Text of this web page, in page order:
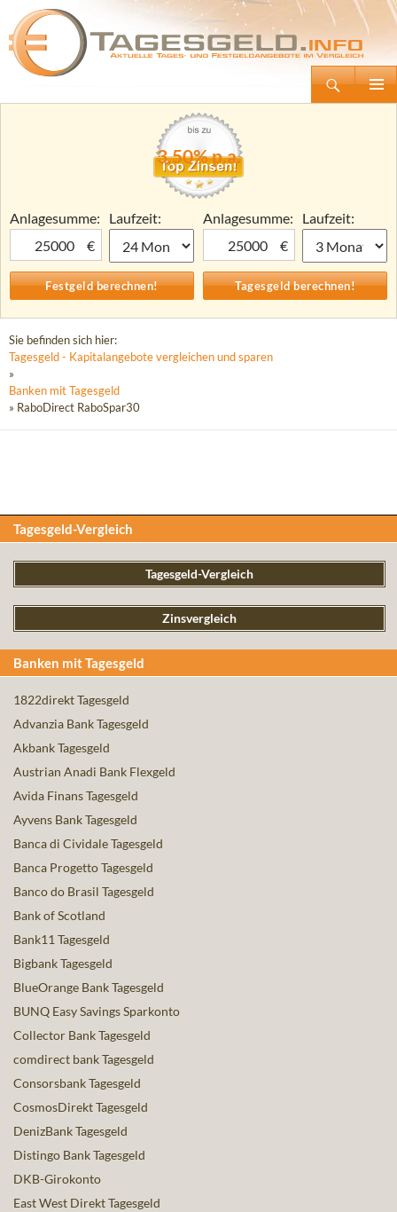
Tagesgeld.info – Tagesgeldkonten vergleichen und Tagesgeld-Zinsen berechnen
Zum
3,50% p.a.
Anlagesumme:
€
Laufzeit:
Anlagesumme:
€
Laufzeit:
Sie befinden sich hier:
Tagesgeld - Kapitalangebote vergleichen und sparen
»
Banken mit Tagesgeld
» RaboDirect RaboSpar30
Tagesgeld-Vergleich
Tagesgeld-Vergleich
Zinsvergleich
Banken mit Tagesgeld
1822direkt Tagesgeld
Advanzia Bank Tagesgeld
Akbank Tagesgeld
Austrian Anadi Bank Flexgeld
Avida Finans Tagesgeld
Ayvens Bank Tagesgeld
Banca di Cividale Tagesgeld
Banca Progetto Tagesgeld
Banco do Brasil Tagesgeld
Bank of Scotland
Bank11 Tagesgeld
Bigbank Tagesgeld
BlueOrange Bank Tagesgeld
BUNQ Easy Savings Sparkonto
Collector Bank Tagesgeld
comdirect bank Tagesgeld
Consorsbank Tagesgeld
CosmosDirekt Tagesgeld
DenizBank Tagesgeld
Distingo Bank Tagesgeld
DKB-Girokonto
East West Direkt Tagesgeld